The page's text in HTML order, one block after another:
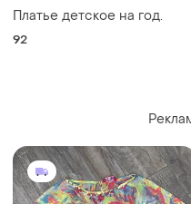
Платье детское на год.
92